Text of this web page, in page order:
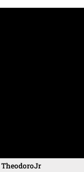
TheodoroJr